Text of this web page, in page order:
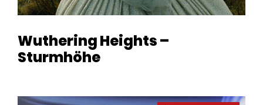
Wuthering Heights –
Sturmhöhe